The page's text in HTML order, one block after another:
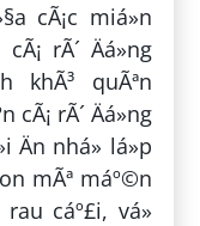
cÃ¡c miá»n
rÃ´ Äá»ng
khÃ³ quÃªn
rÃ´ Äá»ng
nhá» lá»p
mÃª máº©n
cáº£i, vá»